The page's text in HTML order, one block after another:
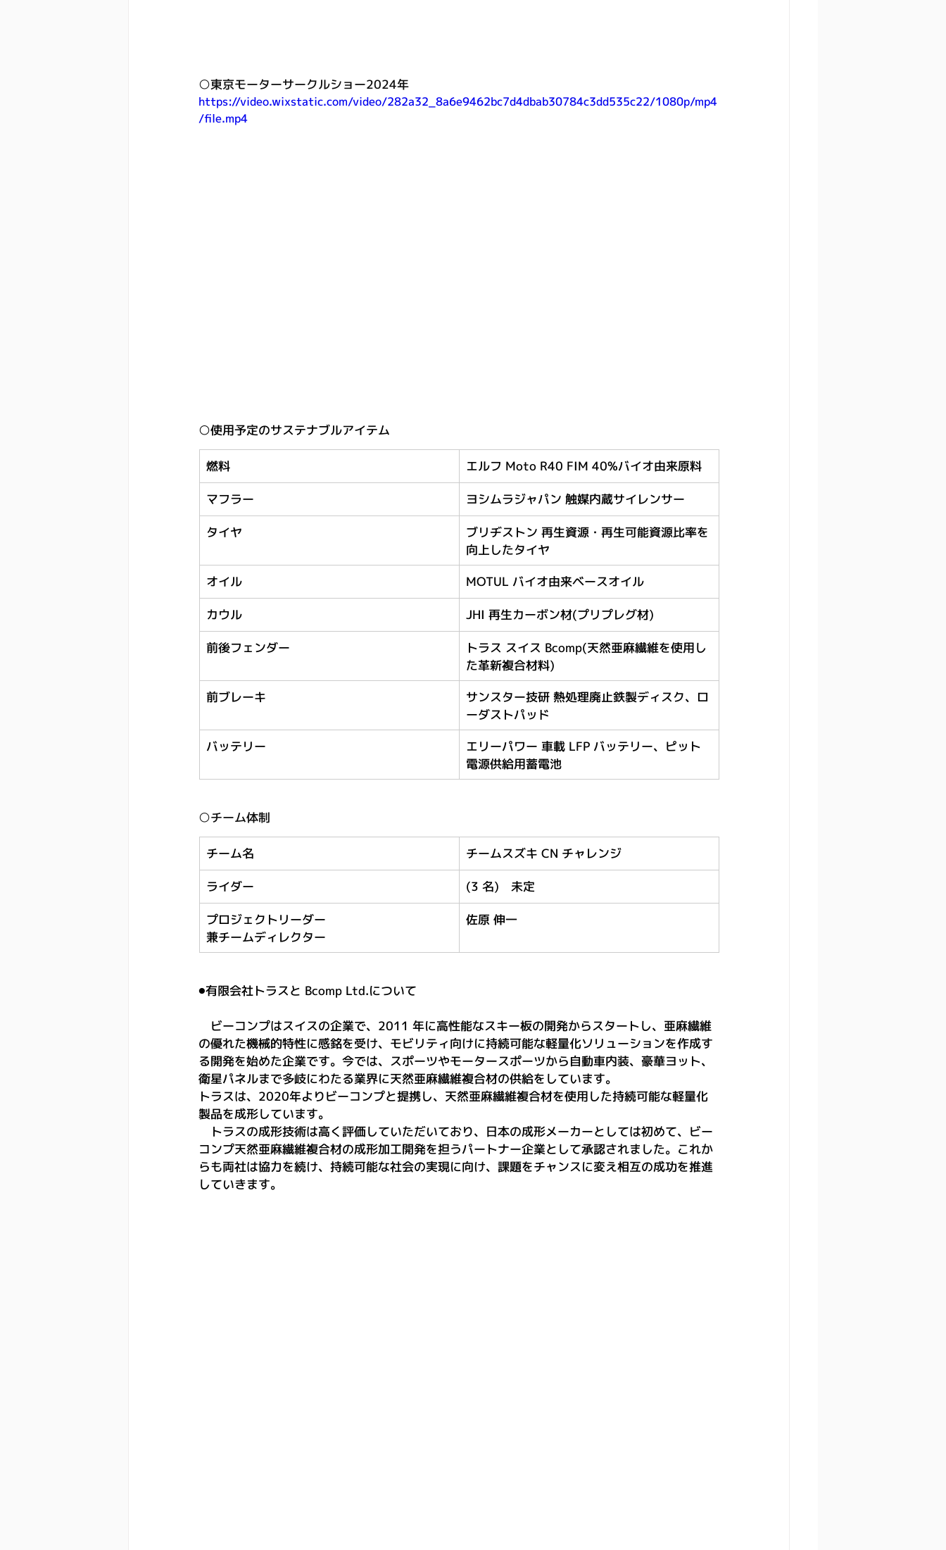
○東京モーターサークルショー2024年
https://video.wixstatic.com/video/282a32_8a6e9462bc7d4dbab30784c3dd535c22/1080p/mp4
/file.mp4
○使用予定のサステナブルアイテム
燃料 エルフ Moto R40 FIM 40%バイオ由来原料
マフラー ヨシムラジャパン 触媒内蔵サイレンサー
タイヤ
ブリヂストン 再生資源・再生可能資源比率を
向上したタイヤ
オイル
MOTUL バイオ由来ベースオイル
カウル JHI 再生カーボン材(プリプレグ材)
前後フェンダー
トラス スイス Bcomp(天然亜麻繊維を使用し
た革新複合材料)
前ブレーキ
サンスター技研 熱処理廃止鉄製ディスク、ロ
ーダストパッド
バッテリー
エリーパワー 車載 LFP バッテリー、ピット
電源供給用蓄電池
○チーム体制
チーム名 チームスズキ CN チャレンジ
ライダー (3 名)　未定
プロジェクトリーダー
兼チームディレクター
佐原 伸一
⚫有限会社トラスと Bcomp Ltd.について
ビーコンプはスイスの企業で、2011 年に高性能なスキー板の開発からスタートし、亜麻繊維
の優れた機械的特性に感銘を受け、モビリティ向けに持続可能な軽量化ソリューションを作成す
る開発を始めた企業です。今では、スポーツやモータースポーツから自動車内装、豪華ヨット、
衛星パネルまで多岐にわたる業界に天然亜麻繊維複合材の供給をしています。
トラスは、2020年よりビーコンプと提携し、天然亜麻繊維複合材を使用した持続可能な軽量化
製品を成形しています。
トラスの成形技術は高く評価していただいており、日本の成形メーカーとしては初めて、ビー
コンプ天然亜麻繊維複合材の成形加工開発を担うパートナー企業として承認されました。これか
らも両社は協力を続け、持続可能な社会の実現に向け、課題をチャンスに変え相互の成功を推進
していきます。